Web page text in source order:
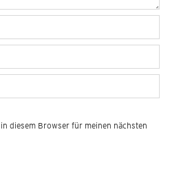
diesem Browser für meinen nächsten